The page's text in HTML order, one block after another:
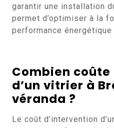
garantir une installation
permet d’optimiser à la
performance énergétique
Combien
d’un vitrier à
véranda ?
Le coût d’intervention